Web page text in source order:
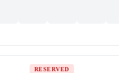
RESERVED